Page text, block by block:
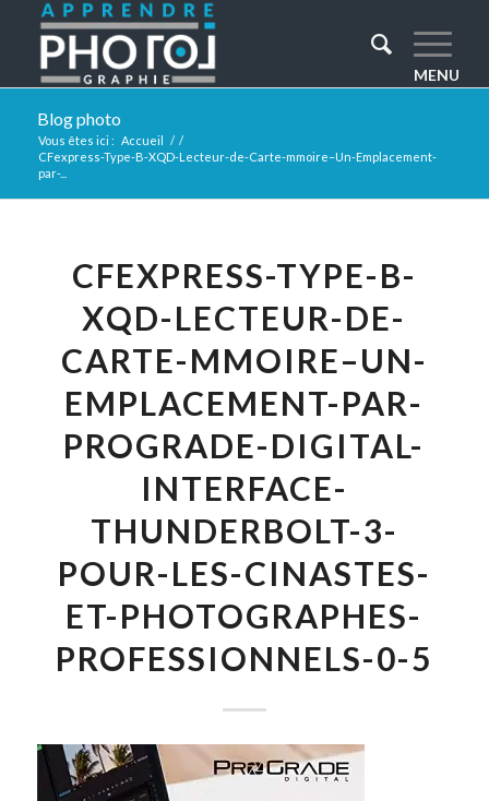
Blog photo
Vous êtes ici : Accueil / /
CFexpress-Type-B-XQD-Lecteur-de-Carte-mmoire–Un-Emplacement-
par-...
CFEXPRESS-TYPE-B-
XQD-LECTEUR-DE-
CARTE-MMOIRE–UN-
EMPLACEMENT-PAR-
PROGRADE-DIGITAL-
INTERFACE-
THUNDERBOLT-3-
POUR-LES-CINASTES-
ET-PHOTOGRAPHES-
PROFESSIONNELS-0-5